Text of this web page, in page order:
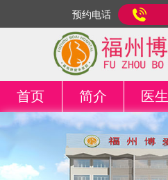
预约电话
首页 简介 医生